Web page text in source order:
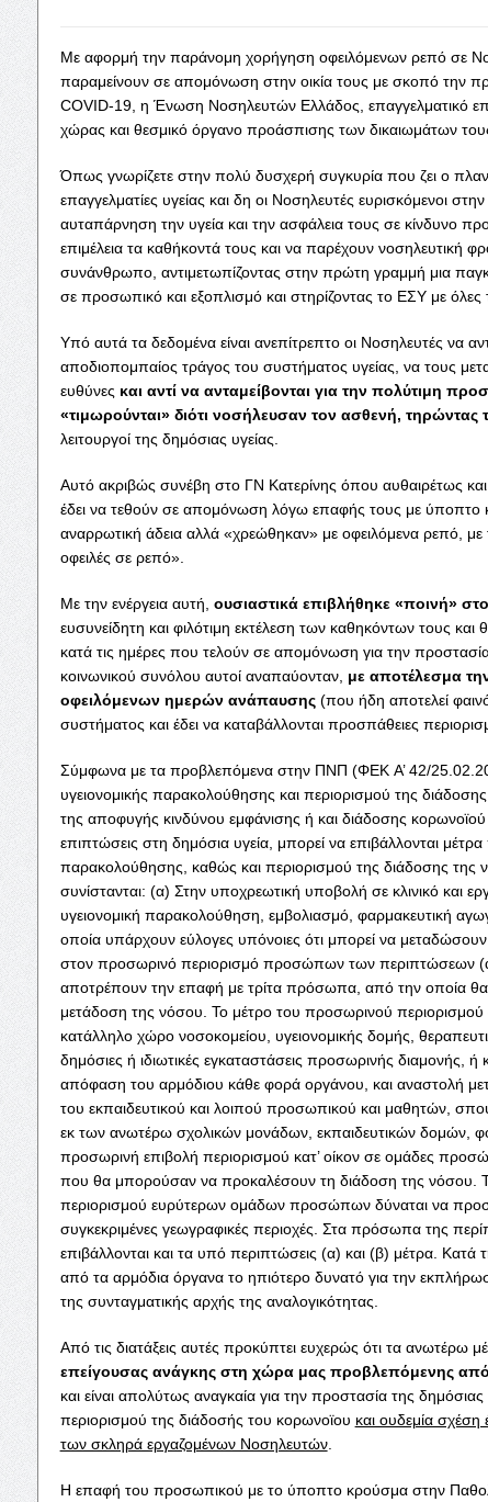
Με αφορμή την παράνομη χορήγηση οφειλόμενων ρεπό σε
παραμείνουν σε απομόνωση στην οικία τους με σκοπό την
COVID-19, η Ένωση Νοσηλευτών Ελλάδος, επαγγελματικό
χώρας και θεσμικό όργανο προάσπισης των δικαιωμάτων
Όπως γνωρίζετε στην πολύ δυσχερή συγκυρία που ζει ο
επαγγελματίες υγείας και δη οι Νοσηλευτές ευρισκόμενοι
αυταπάρνηση την υγεία και την ασφάλεια τους σε κίνδυνο
επιμέλεια τα καθήκοντά τους και να παρέχουν νοσηλευτική
συνάνθρωπο, αντιμετωπίζοντας στην πρώτη γραμμή μια
σε προσωπικό και εξοπλισμό και στηρίζοντας το ΕΣΥ με όλες
Υπό αυτά τα δεδομένα είναι ανεπίτρεπτο οι Νοσηλευτές να
αποδιοπομπαίος τράγος του συστήματος υγείας, να τους
ευθύνες και αντί να ανταμείβονται για την πολύτιμη
«τιμωρούνται» διότι νοσήλευσαν τον ασθενή,
λειτουργοί της δημόσιας υγείας.
Αυτό ακριβώς συνέβη στο ΓΝ Κατερίνης όπου αυθαιρέτως
έδει να τεθούν σε απομόνωση λόγω επαφής τους με ύποπτο
αναρρωτική άδεια αλλά «χρεώθηκαν» με οφειλόμενα ρεπό, με
οφειλές σε ρεπό».
Με την ενέργεια αυτή, ουσιαστικά επιβλήθηκε «ποινή»
ευσυνείδητη και φιλότιμη εκτέλεση των καθηκόντων τους και
κατά τις ημέρες που τελούν σε απομόνωση για την
κοινωνικού συνόλου αυτοί αναπαύονταν, με αποτέλεσμα
οφειλόμενων ημερών ανάπαυσης(που ήδη αποτελεί
συστήματος και έδει να καταβάλλονται προσπάθειες
Σύμφωνα με τα προβλεπόμενα στην ΠΝΠ (ΦΕΚ A’ 42/
υγειονομικής παρακολούθησης και περιορισμού της
της αποφυγής κινδύνου εμφάνισης ή και διάδοσης
επιπτώσεις στη δημόσια υγεία, μπορεί να επιβάλλονται
παρακολούθησης, καθώς και περιορισμού της διάδοσης της
συνίστανται: (α) Στην υποχρεωτική υποβολή σε κλινικό και
υγειονομική παρακολούθηση, εμβολιασμό, φαρμακευτική
οποία υπάρχουν εύλογες υπόνοιες ότι μπορεί να
στον προσωρινό περιορισμό προσώπων των περιπτώσεων
αποτρέπουν την επαφή με τρίτα πρόσωπα, από την οποία
μετάδοση της νόσου. Το μέτρο του προσωρινού περιορισμού
κατάλληλο χώρο νοσοκομείου, υγειονομικής δομής,
δημόσιες ή ιδιωτικές εγκαταστάσεις προσωρινής διαμονής, ή
απόφαση του αρμόδιου κάθε φορά οργάνου, και αναστολή
του εκπαιδευτικού και λοιπού προσωπικού και μαθητών,
εκ των ανωτέρω σχολικών μονάδων, εκπαιδευτικών δομών,
προσωρινή επιβολή περιορισμού κατ’ οίκον σε ομάδες
που θα μπορούσαν να προκαλέσουν τη διάδοση της νόσου.
περιορισμού ευρύτερων ομάδων προσώπων δύναται να
συγκεκριμένες γεωγραφικές περιοχές. Στα πρόσωπα της
επιβάλλονται και τα υπό περιπτώσεις (α) και (β) μέτρα. Κατά
από τα αρμόδια όργανα το ηπιότερο δυνατό για την
της συνταγματικής αρχής της αναλογικότητας.
Από τις διατάξεις αυτές προκύπτει ευχερώς ότι τα ανωτέρω
επείγουσας ανάγκης στη χώρα μας προβλεπόμενης
και είναι απολύτως αναγκαία για την προστασία της δημόσιας
περιορισμού της διάδοσής του κορωνοϊου και ουδεμία
των σκληρά εργαζομένων Νοσηλευτών.
Η επαφή του προσωπικού με το ύποπτο κρούσμα στην